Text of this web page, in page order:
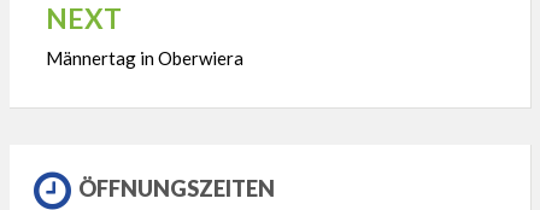
NEXT
Männertag in Oberwiera
ÖFFNUNGSZEITEN